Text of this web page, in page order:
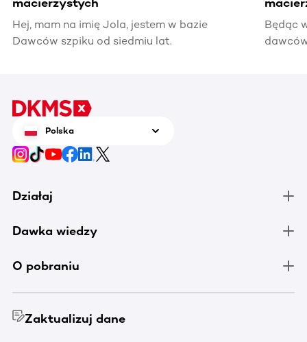
Hej, mam na imię Jola, jestem w bazie
Dawców szpiku od siedmiu lat.
Będąc
Polska
Działaj
Dawka wiedzy
O pobraniu
Zaktualizuj dane